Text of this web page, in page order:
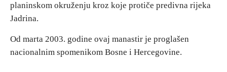
Manifestacije
Multimedija
planinskom okruženju kroz koje protiče predivna rijeka
Jadrina.
Od marta 2003. godine ovaj manastir je proglašen
nacionalnim spomenikom Bosne i Hercegovine.